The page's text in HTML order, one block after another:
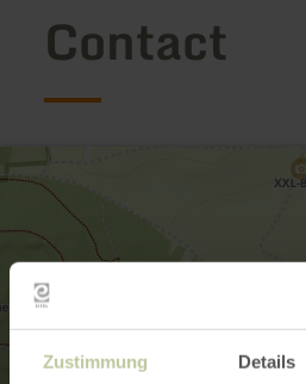
Zustimmung Details
Contact